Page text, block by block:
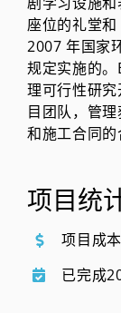
座位的礼堂
2007 年国家
规定实施的
理可行性研
目团队，管
和施工合同的
项目统
项目成
已完成